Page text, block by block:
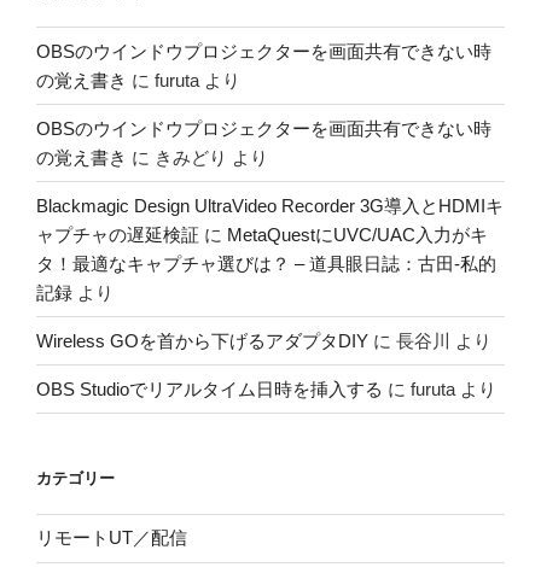
OBSのウインドウプロジェクターを画面共有できない時
の覚え書き に furuta より
OBSのウインドウプロジェクターを画面共有できない時
の覚え書き に きみどり より
Blackmagic Design UltraVideo Recorder 3G導入とHDMIキ
ャプチャの遅延検証 に MetaQuestにUVC/UAC入力がキ
タ！最適なキャプチャ選びは？ – 道具眼日誌：古田-私的
記録 より
Wireless GOを首から下げるアダプタDIY に 長谷川 より
OBS Studioでリアルタイム日時を挿入する に furuta より
カテゴリー
リモートUT／配信